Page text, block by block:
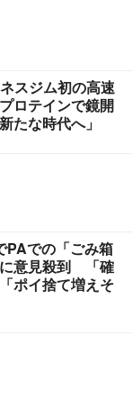
スジム初の高速
ロテインで鏡開
たな時代へ」
PAでの「ごみ箱
意見殺到 「確
ポイ捨て増えそ